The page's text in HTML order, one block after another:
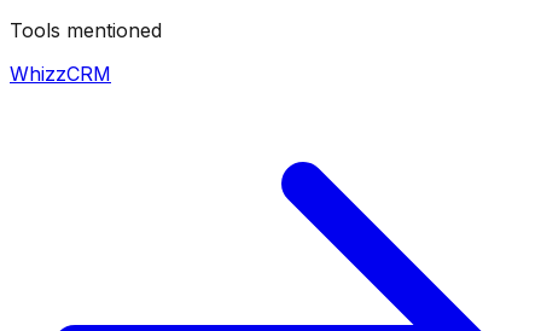
Tools mentioned
WhizzCRM